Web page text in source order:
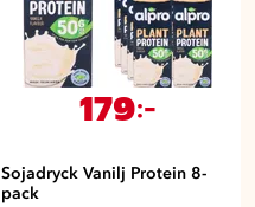
179:-
Sojadryck Vanilj Protein 8-
pack